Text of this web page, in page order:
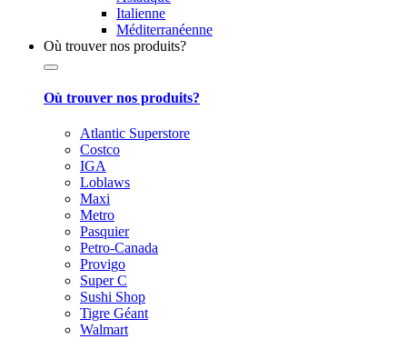
Italienne
Méditerranéenne
Où trouver nos produits?
Où trouver nos produits?
Atlantic Superstore
Costco
IGA
Loblaws
Maxi
Metro
Pasquier
Petro-Canada
Provigo
Super C
Sushi Shop
Tigre Géant
Walmart